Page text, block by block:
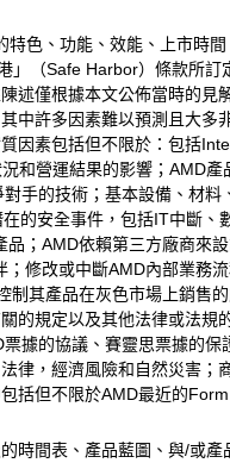
色、功能、效能、上市
（Safe Harbor）條款所
僅根據本文公佈當時的
中許多因素難以預測且大
素包括但不限於：包括
營運結果的影響；AMD
手的技術；基本設備、材
的安全事件，包括IT中斷
；AMD依賴第三方廠商
修改或中斷AMD內部業
其產品在灰色市場上銷
規定以及其他法律或法
據的協議、賽靈思票據的
，經濟風險和自然災害
括但不限於AMD最近的
間表、產品藍圖、與/或